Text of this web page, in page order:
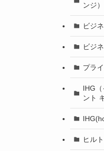
ンジ）
ビジ
ビジ
プラ
IHG
ント
ヒル